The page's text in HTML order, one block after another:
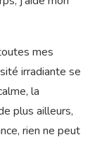
sens que le
ma jambe
C’est puissant,
j’aide mon